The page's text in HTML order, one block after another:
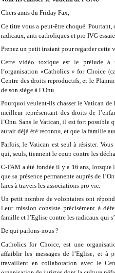
Chers amis du Friday Fax,
Ce titre vous a peut-être choqué.
radicaux, anti catholiques et pro IVG
Prenez un petit instant pour regarder cette
Cette vidéo toxique est le prélude à
l’organisation «Catholics » for Choice
Centre des droits reproductifs, et le
de son siège à l’Onu.
Pourquoi veulent-ils chasser le Vatican de
meilleur représentant des droits de
l’Onu. Sans le Vatican, il est fort possible
aurait déjà été reconnu, et que la famille
Parfois, le Vatican est seul à résister.
qui, seuls, tiennent le coup contre les
C-FAM a été fondée il y a 16 ans, lorsque
que sa présence permanente auprès de
laïcs à travers les associations pro vie.
Un petit nombre de volontaires ont
Leur mission consiste précisément à
famille et l’Eglise contre les radicaux qui
De qui parlons-nous ?
Catholics for Choice, est une
affaiblir les messages de l’Eglise, et à
travaillent en collaboration avec le